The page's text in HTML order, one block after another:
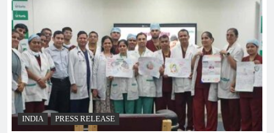
INDIA PRESS RELEASE